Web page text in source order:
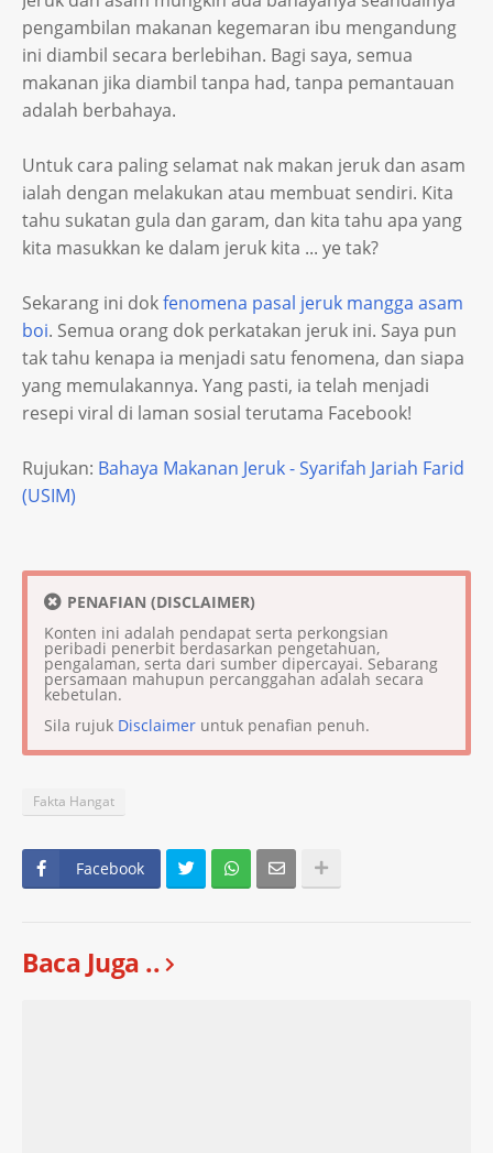
pengambilan makanan kegemaran ibu mengandung
ini diambil secara berlebihan. Bagi saya, semua
makanan jika diambil tanpa had, tanpa pemantauan
adalah berbahaya.
Untuk cara paling selamat nak makan jeruk dan asam
ialah dengan melakukan atau membuat sendiri. Kita
tahu sukatan gula dan garam, dan kita tahu apa yang
kita masukkan ke dalam jeruk kita ... ye tak?
Sekarang ini dokfenomena pasal jeruk mangga asam
boi. Semua orang dok perkatakan jeruk ini. Saya pun
tak tahu kenapa ia menjadi satu fenomena, dan siapa
yang memulakannya. Yang pasti, ia telah menjadi
resepi viral di laman sosial terutama Facebook!
Rujukan: Bahaya Makanan Jeruk - Syarifah Jariah Farid
(USIM)
PENAFIAN (DISCLAIMER)
Konten ini adalah pendapat serta perkongsian
peribadi penerbit berdasarkan pengetahuan,
pengalaman, serta dari sumber dipercayai. Sebarang
persamaan mahupun percanggahan adalah secara
kebetulan.
Sila rujuk Disclaimer untuk penafian penuh.
Fakta Hangat
Facebook
Baca Juga ..